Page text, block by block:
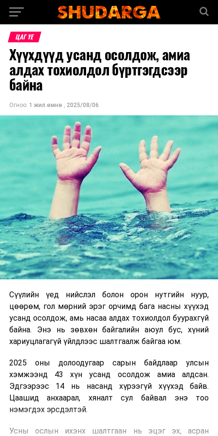
ЦАГ ҮЕ
Хүүхдүүд усанд осолдож, амиа
алдах тохиолдол бүртгэгдсээр
байна
Огноо: 1 жил.өмнө , 2025/08/06
Сүүлийн үед нийслэл болон орон нутгийн нуур,
цөөрөм, гол мөрний эрэг орчимд бага насны хүүхэд
усанд осолдож, амь насаа алдах тохиолдол буурахгүй
байна. Энэ нь зөвхөн байгалийн аюул бус, хүний
хариуцлагагүй үйлдлээс шалтгаалж байгаа юм.
2025 оны долоодугаар сарын байдлаар улсын
хэмжээнд 43 хүн усанд осолдож амиа алдсан.
Эдгээрээс 14 нь насанд хүрээгүй хүүхэд байв.
Цаашид анхаарал, хяналт сул байвал энэ тоо
нэмэгдэх эрсдэлтэй.
Усны ослын ихэнх шалтгаан нь эцэг эх, асран